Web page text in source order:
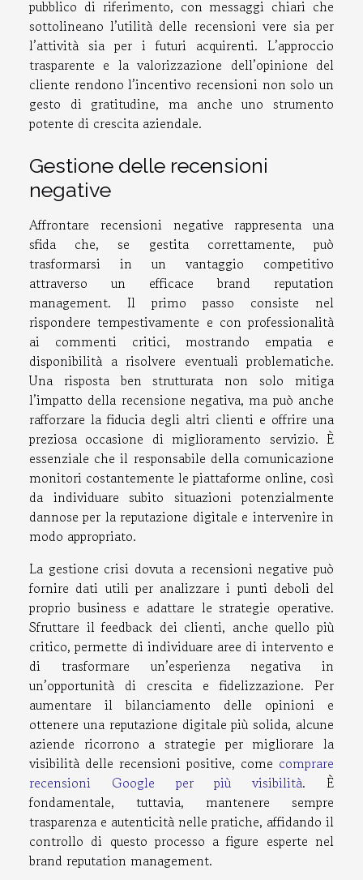
pubblico di riferimento, con messaggi chiari che
sottolineano l’utilità delle recensioni vere sia per
l’attività sia per i futuri acquirenti. L’approccio
trasparente e la valorizzazione dell’opinione del
cliente rendono l’incentivo recensioni non solo un
gesto di gratitudine, ma anche uno strumento
potente di crescita aziendale.
Gestione delle recensioni
negative
Affrontare recensioni negative rappresenta una
sfida che, se gestita correttamente, può
trasformarsi in un vantaggio competitivo
attraverso un efficace brand reputation
management. Il primo passo consiste nel
rispondere tempestivamente e con professionalità
ai commenti critici, mostrando empatia e
disponibilità a risolvere eventuali problematiche.
Una risposta ben strutturata non solo mitiga
l’impatto della recensione negativa, ma può anche
rafforzare la fiducia degli altri clienti e offrire una
preziosa occasione di miglioramento servizio. È
essenziale che il responsabile della comunicazione
monitori costantemente le piattaforme online, così
da individuare subito situazioni potenzialmente
dannose per la reputazione digitale e intervenire in
modo appropriato.
La gestione crisi dovuta a recensioni negative può
fornire dati utili per analizzare i punti deboli del
proprio business e adattare le strategie operative.
Sfruttare il feedback dei clienti, anche quello più
critico, permette di individuare aree di intervento e
di trasformare un’esperienza negativa in
un’opportunità di crescita e fidelizzazione. Per
aumentare il bilanciamento delle opinioni e
ottenere una reputazione digitale più solida, alcune
aziende ricorrono a strategie per migliorare la
visibilità delle recensioni positive, come comprare
recensioni Google per più visibilità. È
fondamentale, tuttavia, mantenere sempre
trasparenza e autenticità nelle pratiche, affidando il
controllo di questo processo a figure esperte nel
brand reputation management.